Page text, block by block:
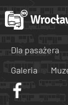
Dla pasażera
Galeria